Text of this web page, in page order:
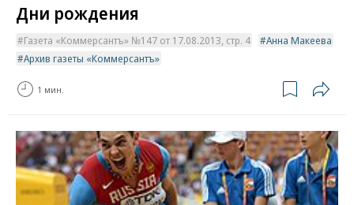
Дни рождения
Газета «Коммерсантъ» №147 от 17.08.2013, стр. 4
Анна Макеева
Архив газеты «Коммерсантъ»
1 мин.